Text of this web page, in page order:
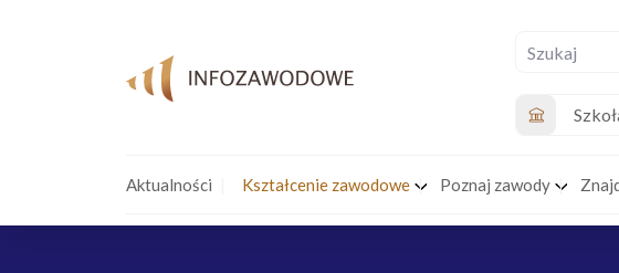
Aktualności Kształcenie zawodowe Poznaj zawody